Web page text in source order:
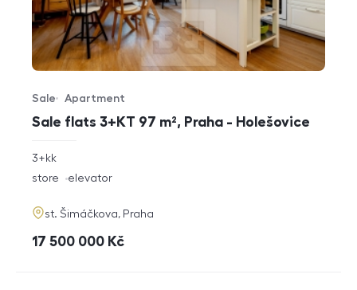
Sale flats 3+KT 97 m², Praha - Holešovice
Offer type
Sale
Property type
Apartment
rozměry
disposition
3+kk
funkce
store elevator
adresa
st. Šimáčkova, Praha
cena
17 500 000 Kč